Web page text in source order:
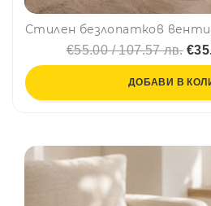
€55.00 / 107.57 лв.
ДОБАВИ В